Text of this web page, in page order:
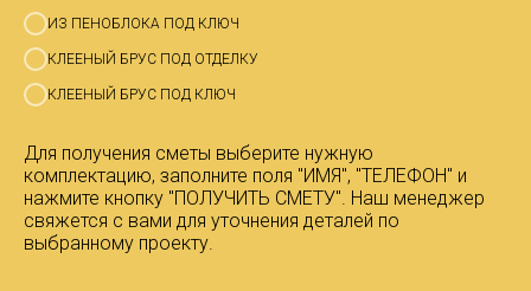
ИЗ ПЕНОБЛОКА ПОД КЛЮЧ
КЛЕЕНЫЙ БРУС ПОД ОТДЕЛКУ
КЛЕЕНЫЙ БРУС ПОД КЛЮЧ
Для получения сметы выберите нужную
комплектацию, заполните поля "ИМЯ", "ТЕЛЕФОН" и
нажмите кнопку "ПОЛУЧИТЬ СМЕТУ". Наш менеджер
свяжется с вами для уточнения деталей по
выбранному проекту.